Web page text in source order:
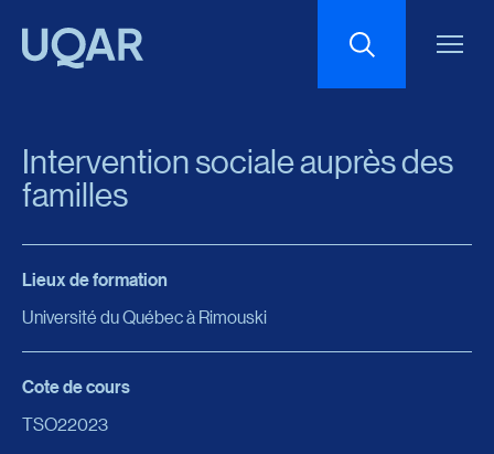
Interlignage du texte
Espacement du texte
Intervention sociale auprès des
familles
Lieux de formation
Université du Québec à Rimouski
Cote de cours
TSO22023